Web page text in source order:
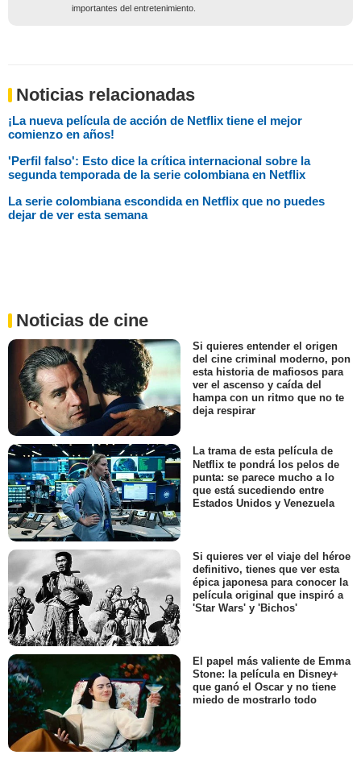
importantes del entretenimiento.
Noticias relacionadas
¡La nueva película de acción de Netflix tiene el mejor
comienzo en años!
'Perfil falso': Esto dice la crítica internacional sobre la
segunda temporada de la serie colombiana en Netflix
La serie colombiana escondida en Netflix que no puedes
dejar de ver esta semana
Noticias de cine
Si quieres entender el origen
del cine criminal moderno, pon
esta historia de mafiosos para
ver el ascenso y caída del
hampa con un ritmo que no te
deja respirar
La trama de esta película de
Netflix te pondrá los pelos de
punta: se parece mucho a lo
que está sucediendo entre
Estados Unidos y Venezuela
Si quieres ver el viaje del héroe
definitivo, tienes que ver esta
épica japonesa para conocer la
película original que inspiró a
'Star Wars' y 'Bichos'
El papel más valiente de Emma
Stone: la película en Disney+
que ganó el Oscar y no tiene
miedo de mostrarlo todo